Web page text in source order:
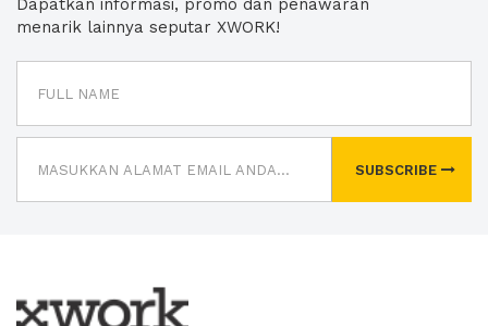
Dapatkan informasi, promo dan penawaran
menarik lainnya seputar XWORK!
SUBSCRIBE